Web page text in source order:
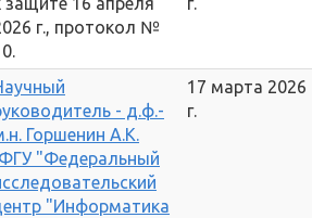
г., протокол №
- д.ф.-
Горшенин А.К.
"Федеральный
"Информатика
17 марта 2026
г.